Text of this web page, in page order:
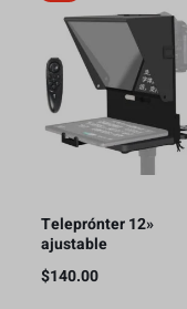
Teleprónter 12»
ajustable
iPad/camara/teléfono
inteligente
$140.00